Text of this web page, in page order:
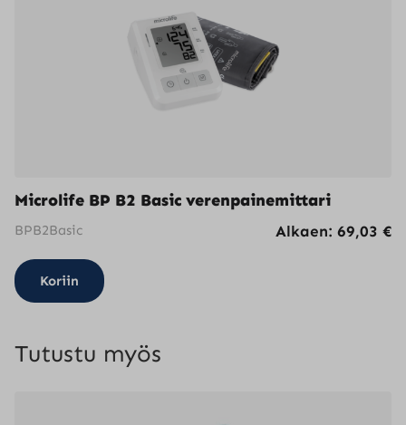
Microlife BP B2 Basic verenpainemittari
BPB2Basic Alkaen: 69,03 €
Koriin
Tutustu myös